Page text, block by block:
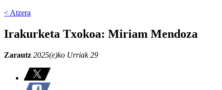
< Atzera
Irakurketa Txokoa: Miriam Mendoza
Zarautz 2025(e)ko Urriak 29